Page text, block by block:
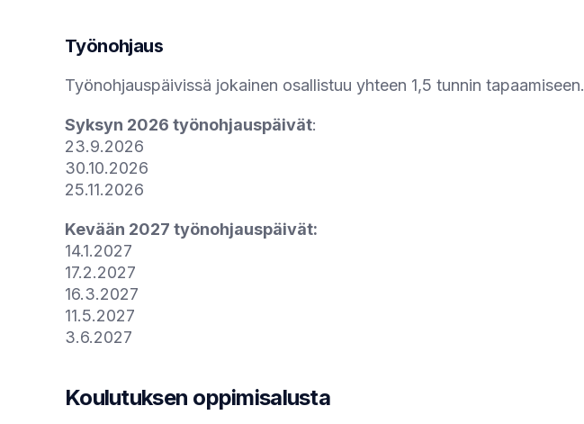
Työnohjaus
Työnohjauspäivissä jokainen osallistuu yhteen 1,5 tunnin tapaamiseen.
Syksyn 2026 työnohjauspäivät:
23.9.2026
30.10.2026
25.11.2026
Kevään 2027 työnohjauspäivät:
14.1.2027
17.2.2027
16.3.2027
11.5.2027
3.6.2027
Koulutuksen oppimisalusta